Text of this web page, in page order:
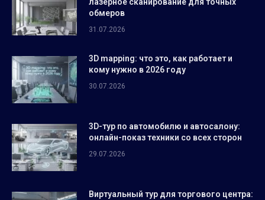
лазерное сканирование для точных
обмеров
31.07.2026
3D mapping: что это, как работает и
кому нужно в 2026 году
30.07.2026
3D-тур по автомобилю и автосалону:
онлайн-показ техники со всех сторон
29.07.2026
Виртуальный тур для торгового центра: